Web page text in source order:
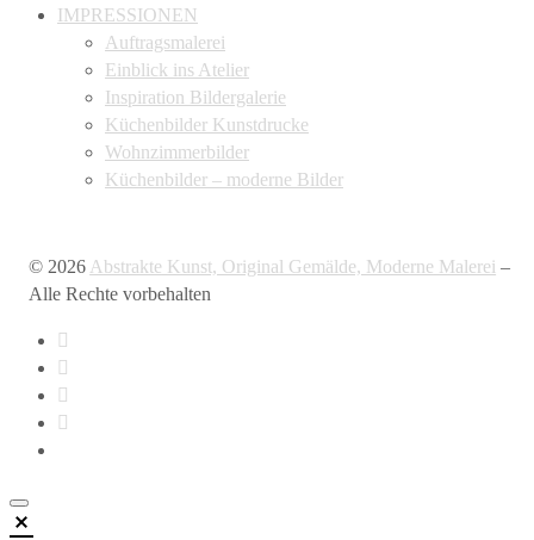
IMPRESSIONEN
Auftragsmalerei
Einblick ins Atelier
Inspiration Bildergalerie
Küchenbilder Kunstdrucke
Wohnzimmerbilder
Küchenbilder – moderne Bilder
© 2026 Abstrakte Kunst, Original Gemälde, Moderne Malerei –
Alle Rechte vorbehalten